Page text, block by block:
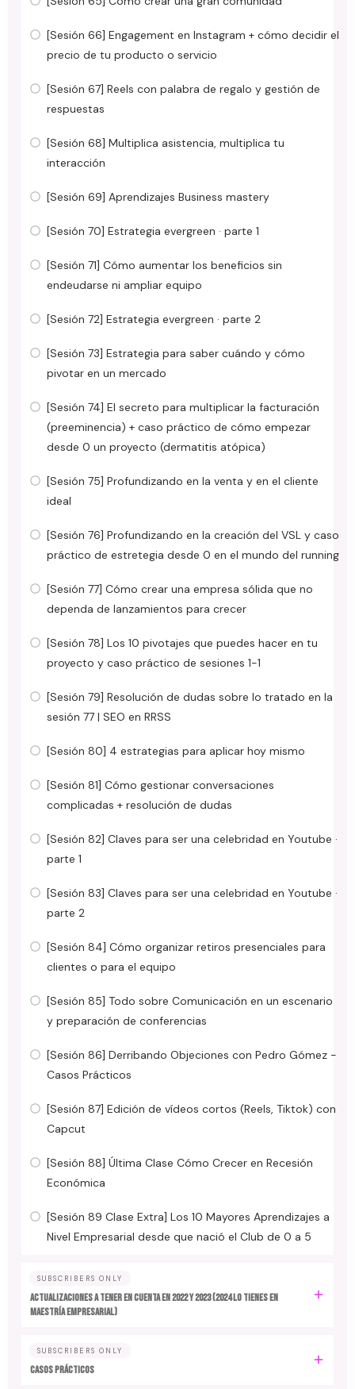
[Sesión 66] Engagement en Instagram + cómo decidir el
precio de tu producto o servicio
[Sesión 67] Reels con palabra de regalo y gestión de
respuestas
[Sesión 68] Multiplica asistencia, multiplica tu
interacción
[Sesión 69] Aprendizajes Business mastery
[Sesión 70] Estrategia evergreen · parte 1
[Sesión 71] Cómo aumentar los beneficios sin
endeudarse ni ampliar equipo
[Sesión 72] Estrategia evergreen · parte 2
[Sesión 73] Estrategia para saber cuándo y cómo
pivotar en un mercado
[Sesión 74] El secreto para multiplicar la facturación
(preeminencia) + caso práctico de cómo empezar
desde 0 un proyecto (dermatitis atópica)
[Sesión 75] Profundizando en la venta y en el cliente
ideal
[Sesión 76] Profundizando en la creación del VSL y caso
práctico de estretegia desde 0 en el mundo del running
[Sesión 77] Cómo crear una empresa sólida que no
dependa de lanzamientos para crecer
[Sesión 78] Los 10 pivotajes que puedes hacer en tu
proyecto y caso práctico de sesiones 1-1
[Sesión 79] Resolución de dudas sobre lo tratado en la
sesión 77 | SEO en RRSS
[Sesión 80] 4 estrategias para aplicar hoy mismo
[Sesión 81] Cómo gestionar conversaciones
complicadas + resolución de dudas
[Sesión 82] Claves para ser una celebridad en Youtube ·
parte 1
[Sesión 83] Claves para ser una celebridad en Youtube ·
parte 2
[Sesión 84] Cómo organizar retiros presenciales para
clientes o para el equipo
[Sesión 85] Todo sobre Comunicación en un escenario
y preparación de conferencias
[Sesión 86] Derribando Objeciones con Pedro Gómez -
Casos Prácticos
[Sesión 87] Edición de vídeos cortos (Reels, Tiktok) con
Capcut
[Sesión 88] Última Clase Cómo Crecer en Recesión
Económica
[Sesión 89 Clase Extra] Los 10 Mayores Aprendizajes a
Nivel Empresarial desde que nació el Club de 0 a 5
SUBSCRIBERS ONLY
ACTUALIZACIONES A TENER EN CUENTA EN 2022 y 2023 (2024 LO TIENES EN
MAESTRÍA EMPRESARIAL)
SUBSCRIBERS ONLY
CASOS PRÁCTICOS